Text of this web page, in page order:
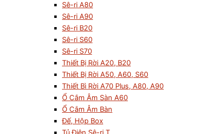
Sê-ri A80
Sê-ri A90
Sê-ri B20
Sê-ri S60
Sê-ri S70
Thiết Bị Rời A20, B20
Thiết Bị Rời A50, A60, S60
Thiết Bì Rời A70 Plus, A80, A90
Ổ Cắm Âm Sàn A60
Ổ Cắm Âm Bàn
Đế, Hộp Box